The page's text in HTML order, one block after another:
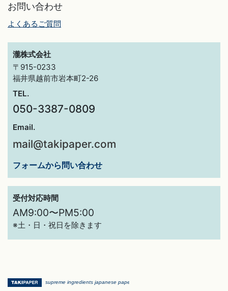
お問い合わせ
よくあるご質問
瀧株式会社
〒915-0233
福井県越前市岩本町2-26
TEL.
050-3387-0809
Email.
mail@takipaper.com
フォームから問い合わせ
受付対応時間
AM9:00〜PM5:00
※土・日・祝日を除きます